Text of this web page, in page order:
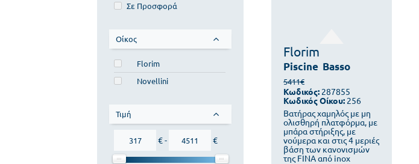
Σε Προσφορά
Οίκος
Florim
Novellini
Τιμή
€ - €
Florim
Piscine Basso
Βατήρας χαμηλός με μη
ολισθηρή πλατφόρμα, με
μπάρα στήριξης, με
νούμερα και στις 4 μεριές
βάση των κανονισμών
της FINA από inox
5411€
Κωδικός: 287855
Κωδικός Οίκου: 256